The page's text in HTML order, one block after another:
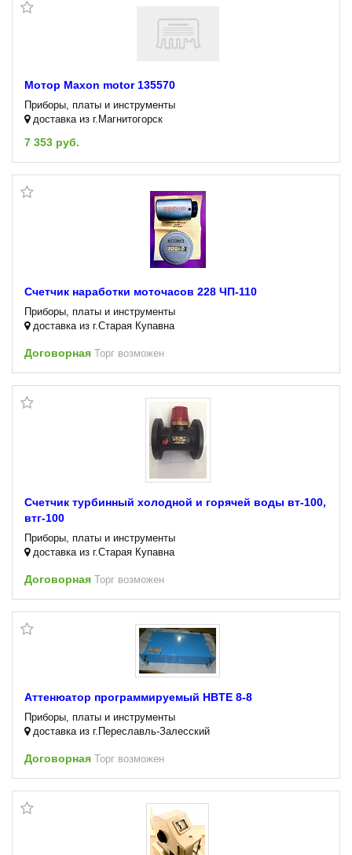
Мотор Maxon motor 135570
Приборы, платы и инструменты
доставка из г.Магнитогорск
7 353 руб.
Счетчик наработки моточасов 228 ЧП-110
Приборы, платы и инструменты
доставка из г.Старая Купавна
Договорная Торг возможен
Счетчик турбинный холодной и горячей воды вт-100,
втг-100
Приборы, платы и инструменты
доставка из г.Старая Купавна
Договорная Торг возможен
Аттенюатор программируемый HBTE 8-8
Приборы, платы и инструменты
доставка из г.Переславль-Залесский
Договорная Торг возможен